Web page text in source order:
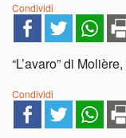
Condividi
“L’avaro” di
Condividi